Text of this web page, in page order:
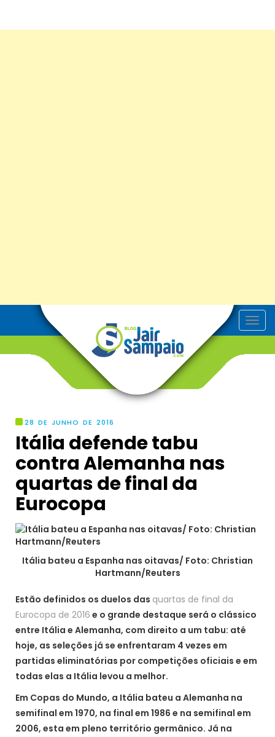
T
o
28 DE JUNHO DE 2016
Itália defende tabu
contra Alemanha nas
quartas de final da
Eurocopa
Itália bateu a Espanha nas oitavas/ Foto: Christian
Hartmann/Reuters
Estão definidos os duelos das quartas de final da
Eurocopa de 2016 e o grande destaque será o clássico
entre Itália e Alemanha, com direito a um tabu: até
hoje, as seleções já se enfrentaram 4 vezes em
partidas eliminatórias por competições oficiais e em
todas elas a Itália levou a melhor.
Em Copas do Mundo, a Itália bateu a Alemanha na
semifinal em 1970, na final em 1986 e na semifinal em
2006, esta em pleno território germânico. Já na